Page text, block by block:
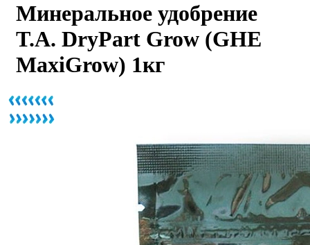
Минеральное удобрение
T.A. DryPart Grow (GHE
MaxiGrow) 1кг